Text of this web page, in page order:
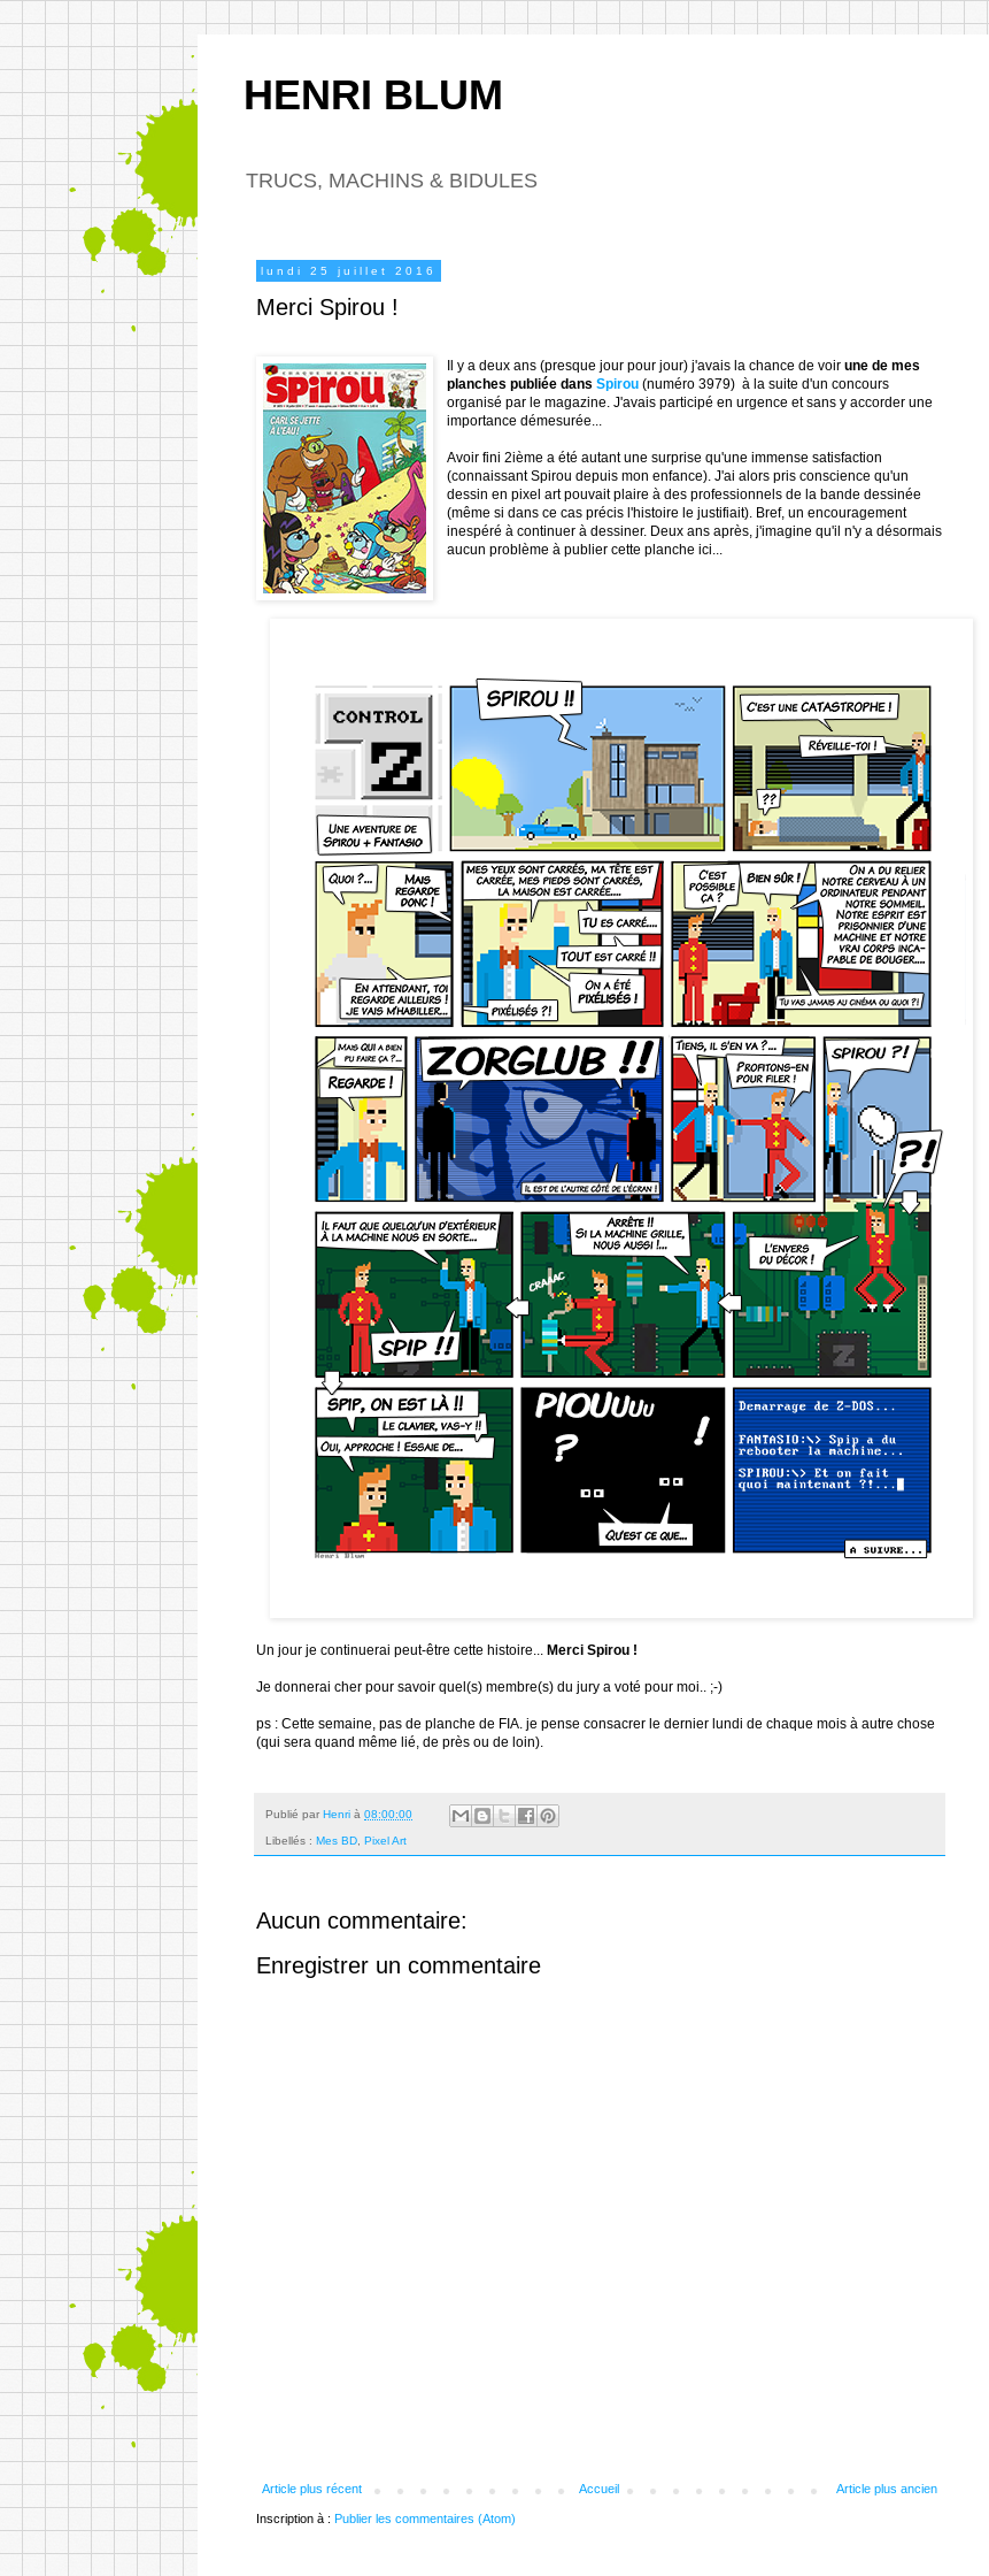
HENRI BLUM
TRUCS, MACHINS & BIDULES
lundi 25 juillet 2016
Merci Spirou !
Il y a deux ans (presque jour pour jour) j'avais la chance de voirune de mes
planches publiée dansSpirou (numéro 3979) à la suite d'un concours
organisé par le magazine. J'avais participé en urgence et sans y accorder une
importance démesurée...
Avoir fini 2ième a été autant une surprise qu'une immense satisfaction
(connaissant Spirou depuis mon enfance). J'ai alors pris conscience qu'un
dessin en pixel art pouvait plaire à des professionnels de la bande dessinée
(même si dans ce cas précis l'histoire le justifiait). Bref, un encouragement
inespéré à continuer à dessiner. Deux ans après, j'imagine qu'il n'y a désormais
aucun problème à publier cette planche ici...
Un jour je continuerai peut-être cette histoire... Merci Spirou !
Je donnerai cher pour savoir quel(s) membre(s) du jury a voté pour moi.. ;-)
ps : Cette semaine, pas de planche de FIA. je pense consacrer le dernier lundi de chaque mois à autre chose
(qui sera quand même lié, de près ou de loin).
Publié par Henri à 08:00:00
Libellés : Mes BD Pixel Art
Aucun commentaire:
Enregistrer un commentaire
Article plus récent Article plus ancien
Accueil
Inscription à : Publier les commentaires (Atom)